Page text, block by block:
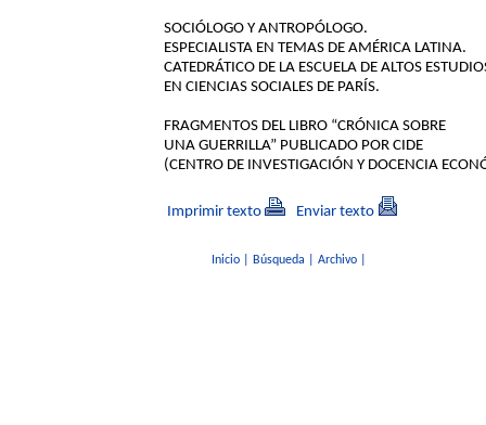
SOCIÓLOGO Y ANTROPÓLOGO.
ESPECIALISTA EN TEMAS DE AMÉRICA LATINA.
CATEDRÁTICO DE LA ESCUELA DE ALTOS
EN CIENCIAS SOCIALES DE PARÍS.
FRAGMENTOS DEL LIBRO “CRÓNICA SOBRE
UNA GUERRILLA” PUBLICADO POR CIDE
(CENTRO DE INVESTIGACIÓN Y DOCENCIA
Imprimir texto Enviar texto
Inicio| Búsqueda Archivo|